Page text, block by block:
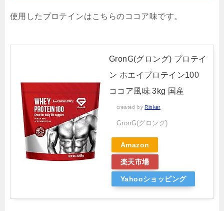
使用したプロテインはこちらのココア味です。
GronG(グロング) プロテイ
ン ホエイプロテイン100
ココア風味 3kg 国産
created byRinker
GronG(グロング)
Amazon
楽天市場
Yahooショッピング